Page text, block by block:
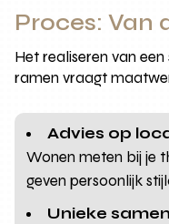
Proces: Van
Het realiseren van
ramen vraagt
Advies op
Wonen meten bij je
geven persoonlijk
Unieke